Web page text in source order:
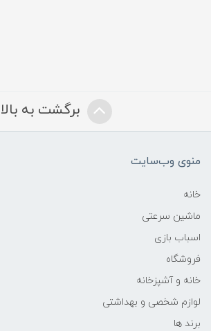
برگشت به بالا
منوی وب‌سایت
خانه
ماشین سرعتی
اسباب بازی
فروشگاه
خانه و آشپزخانه
لوازم شخصی و بهداشتی
برند ها